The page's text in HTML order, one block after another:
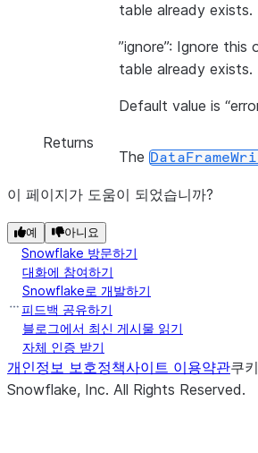
table already exists.
”ignore”: Ignore
table already exists.
Default value is
Returns
The
이 페이지가 도움이 되었습니까?
예 아니요
Snowflake 방문하기
대화에 참여하기
Snowflake로 개발하기
피드백 공유하기
블로그에서 최신 게시물 읽기
자체 인증 받기
개인정보 보호정책사이트 이용약관쿠
Snowflake, Inc. All Rights Reserved.